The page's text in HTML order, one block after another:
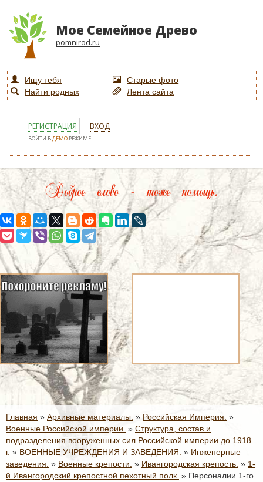
Мое Семейное Древо
pomnirod.ru
Ищу тебя
Старые фото
Найти родных
Лента сайта
РЕГИСТРАЦИЯ ВХОД
ВОЙТИ ВДЕМО РЕЖИМЕ
Доброе слово – тоже помощь.
Главная » Архивные материалы. » Российская Империя. »
Военные Российской империи. » Структура, состав и
подразделения вооруженных сил Российской империи до 1918
г. » ВОЕННЫЕ УЧРЕЖДЕНИЯ И ЗАВЕДЕНИЯ. » Инженерные
заведения. » Военные крепости. » Ивангородская крепость. » 1-
й Ивангородский крепостной пехотный полк. » Персоналии 1-го